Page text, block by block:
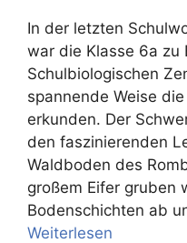
In der letzten
war die Klasse 6a zu
Schulbiologischen
spannende Weise
erkunden. Der
den faszinierenden
Waldboden des
großem Eifer gruben
Bodenschichten ab
Weiterlesen